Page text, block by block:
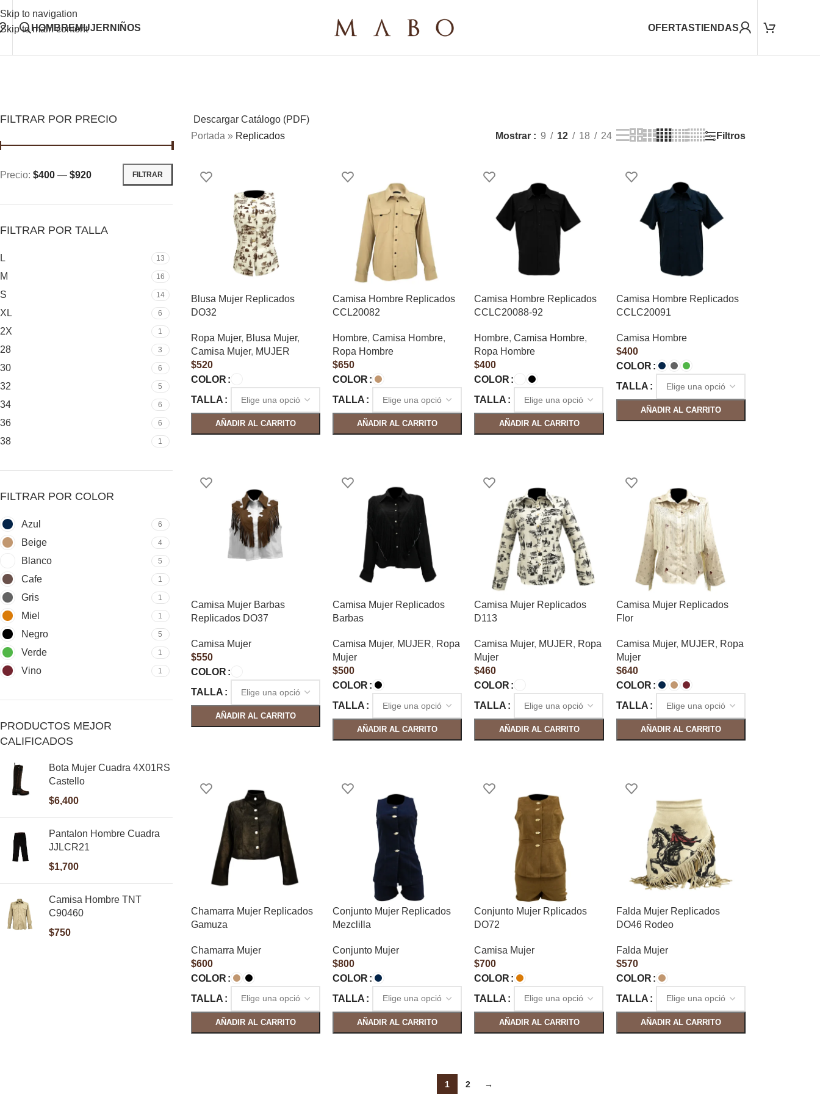
Skip to navigation
Skip to main content
HOMBREMUJER NIÑOS OFERTASTIENDAS
FILTRAR POR PRECIO
FILTRAR
Precio: $400 — $920
FILTRAR POR TALLA
L 13
M 16
S 14
XL 6
2X 1
28 3
30 6
32 5
34 6
36 6
38 1
FILTRAR POR COLOR
Azul 6
Beige 4
Blanco 5
Cafe 1
Gris 1
Miel 1
Negro 5
Verde 1
Vino 1
PRODUCTOS MEJOR
CALIFICADOS
Bota Mujer Cuadra 4X01RS
Castello
$6,400
Pantalon Hombre Cuadra
JJLCR21
$1,700
Camisa Hombre TNT
C90460
$750
Descargar Catálogo (PDF)
Portada » Replicados Mostrar 9 12 18 24 Filtros
Blusa Mujer Replicados
DO32
Ropa Mujer, Blusa Mujer,
Camisa Mujer, MUJER
$520
COLOR
TALLA
AÑADIR AL CARRITO
Camisa Hombre Replicados
CCL20082
Hombre, Camisa Hombre,
Ropa Hombre
$650
COLOR
TALLA
AÑADIR AL CARRITO
Camisa Hombre Replicados
CCLC20088-92
Hombre, Camisa Hombre,
Ropa Hombre
$400
COLOR
TALLA
AÑADIR AL CARRITO
Camisa Hombre Replicados
CCLC20091
Camisa Hombre
$400
COLOR
TALLA
AÑADIR AL CARRITO
Camisa Mujer Barbas
Replicados DO37
Camisa Mujer
$550
COLOR
TALLA
AÑADIR AL CARRITO
Camisa Mujer Replicados
Barbas
Camisa Mujer, MUJER, Ropa
Mujer
$500
COLOR
TALLA
AÑADIR AL CARRITO
Camisa Mujer Replicados
D113
Camisa Mujer, MUJER, Ropa
Mujer
$460
COLOR
TALLA
AÑADIR AL CARRITO
Camisa Mujer Replicados
Flor
Camisa Mujer, MUJER, Ropa
Mujer
$640
COLOR
TALLA
AÑADIR AL CARRITO
Chamarra Mujer Replicados
Gamuza
Chamarra Mujer
$600
COLOR
TALLA
AÑADIR AL CARRITO
Conjunto Mujer Replicados
Mezclilla
Conjunto Mujer
$800
COLOR
TALLA
AÑADIR AL CARRITO
Conjunto Mujer Rplicados
DO72
Camisa Mujer
$700
COLOR
TALLA
AÑADIR AL CARRITO
Falda Mujer Replicados
DO46 Rodeo
Falda Mujer
$570
COLOR
TALLA
AÑADIR AL CARRITO
1 2 →